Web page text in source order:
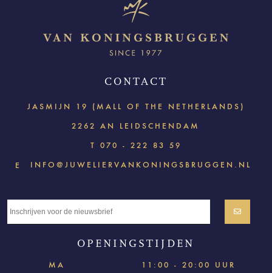
CONTACT
JASMIJN 19 (MALL OF THE NETHERLANDS)
2262 AN LEIDSCHENDAM
T 070 - 222 83 59
E INFO@JUWELIERVANKONINGSBRUGGEN.NL
OPENINGSTIJDEN
MA
11:00 - 20:00 UUR